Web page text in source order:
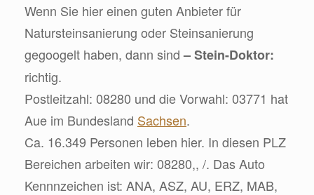
Wenn Sie hier einen guten Anbieter für
Natursteinsanierung oder Steinsanierung
gegoogelt haben, dann sind– Stein-Doktor:
richtig.
Postleitzahl: 08280 und die Vorwahl: 03771 hat
Aue im Bundesland Sachsen.
Ca. 16.349 Personen leben hier. In diesen PLZ
Bereichen arbeiten wir: 08280,, /. Das Auto
Kennnzeichen ist: ANA, ASZ, AU, ERZ, MAB,